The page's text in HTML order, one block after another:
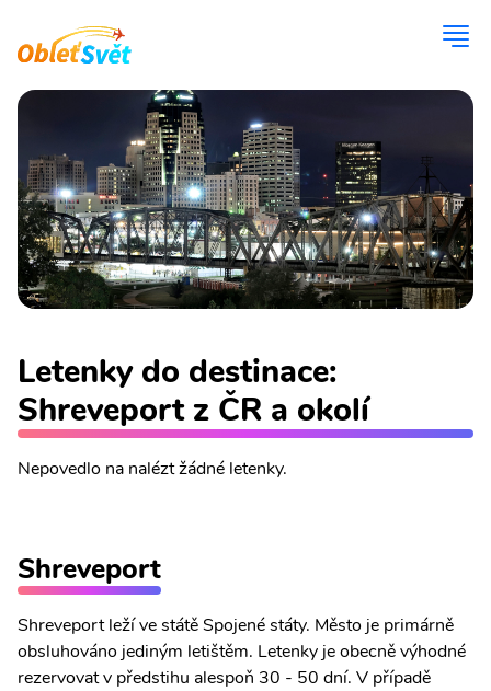
Letenky do destinace:
Shreveport z ČR a okolí
Nepovedlo na nalézt žádné letenky.
Shreveport
Shreveport leží ve státě Spojené státy. Město je primárně
obsluhováno jediným letištěm. Letenky je obecně výhodné
rezervovat v předstihu alespoň 30 - 50 dní. V případě